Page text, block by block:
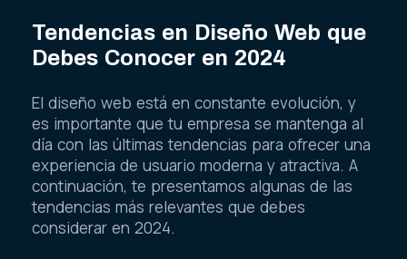
Tendencias en Diseño Web que
Debes Conocer en 2024
El diseño web está en constante evolución, y
es importante que tu empresa se mantenga al
día con las últimas tendencias para ofrecer una
experiencia de usuario moderna y atractiva. A
continuación, te presentamos algunas de las
tendencias más relevantes que debes
considerar en 2024.